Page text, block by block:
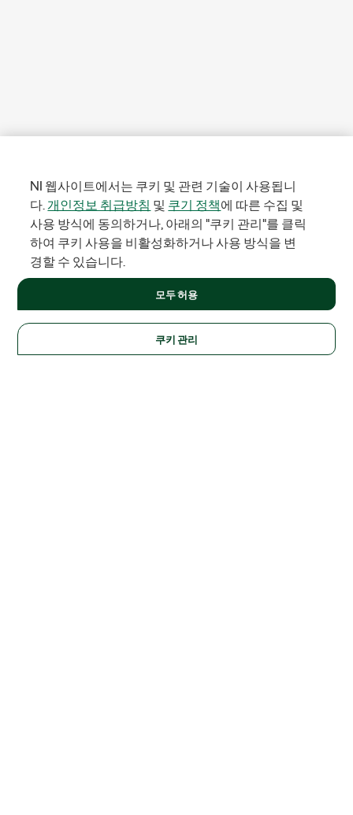
NI 웹사이트에서는 쿠키 및 관련 기술이 사용됩니
다.개인정보 취급방침 및 쿠기 정책에 따른 수집 및
사용 방식에 동의하거나, 아래의 "쿠키 관리"를 클릭
하여 쿠키 사용을 비활성화하거나 사용 방식을 변
경할 수 있습니다.
쿠키 관리
모두 허용